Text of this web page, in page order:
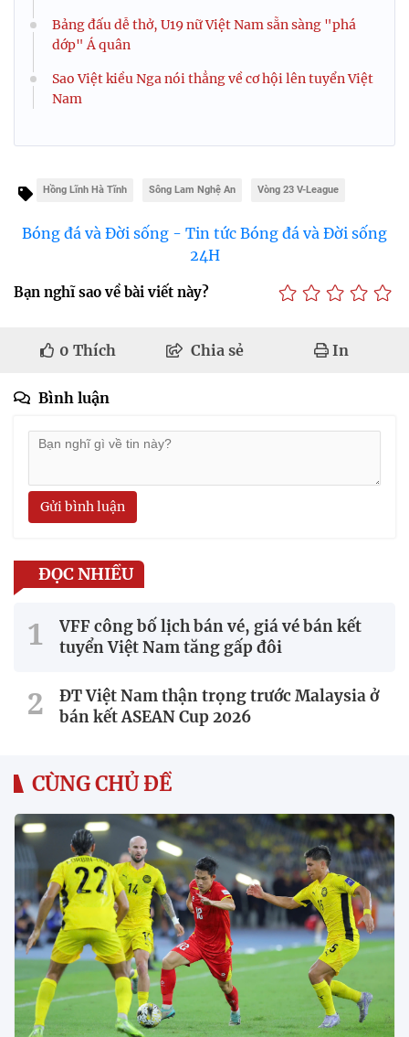
Bảng đấu dễ thở, U19 nữ Việt Nam sẵn sàng "phá
dớp" Á quân
Sao Việt kiều Nga nói thẳng về cơ hội lên tuyển Việt
Nam
Hồng Lĩnh Hà Tĩnh Sông Lam Nghệ An Vòng 23 V-League
Bóng đá và Đời sống - Tin tức Bóng đá và Đời sống
24H
Bạn nghĩ sao về bài viết này?
0 Thích Chia sẻ In
Bình luận
Gửi bình luận
ĐỌC NHIỀU
VFF công bố lịch bán vé, giá vé bán kết
tuyển Việt Nam tăng gấp đôi
ĐT Việt Nam thận trọng trước Malaysia ở
bán kết ASEAN Cup 2026
CÙNG CHỦ ĐỀ